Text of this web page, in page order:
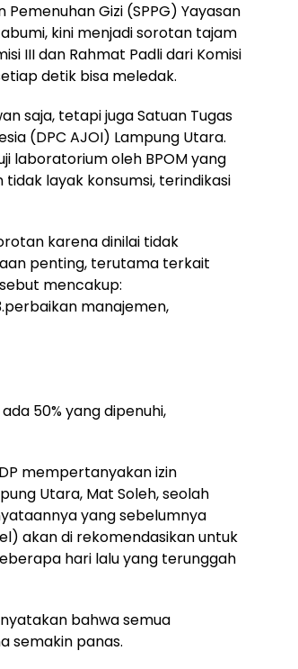
Gizi (SPPG) Yayasan
kini menjadi sorotan tajam
III dan Rahmat Padli dari Komisi
detik bisa meledak.
saja, tetapi juga Satuan Tugas
(DPC AJOI) Lampung Utara.
laboratorium oleh BPOM yang
layak konsumsi, terindikasi
karena dinilai tidak
penting, terutama terkait
mencakup:
manajemen,
50% yang dipenuhi,
mempertanyakan izin
Utara, Mat Soleh, seolah
yang sebelumnya
akan di rekomendasikan untuk
hari lalu yang terunggah
bahwa semua
semakin panas.